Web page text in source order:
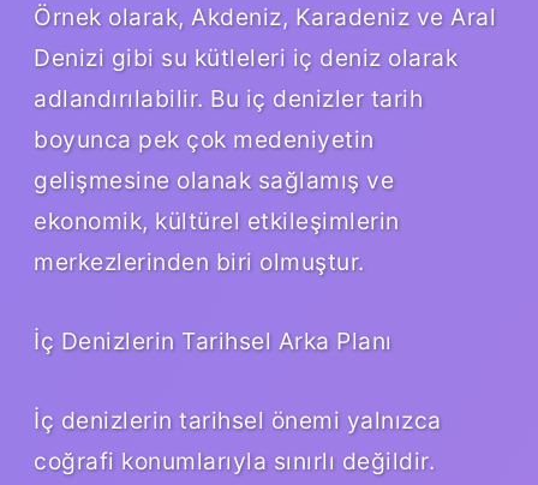
Örnek olarak, Akdeniz, Karadeniz ve Aral
Denizi gibi su kütleleri iç deniz olarak
adlandırılabilir. Bu iç denizler tarih
boyunca pek çok medeniyetin
gelişmesine olanak sağlamış ve
ekonomik, kültürel etkileşimlerin
merkezlerinden biri olmuştur.
İç Denizlerin Tarihsel Arka Planı
İç denizlerin tarihsel önemi yalnızca
coğrafi konumlarıyla sınırlı değildir.